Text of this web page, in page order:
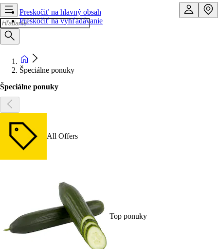
Preskočiť na hlavný obsah
Preskočiť na vyhľadávanie
Špeciálne ponuky
Špeciálne ponuky
All Offers
Top ponuky